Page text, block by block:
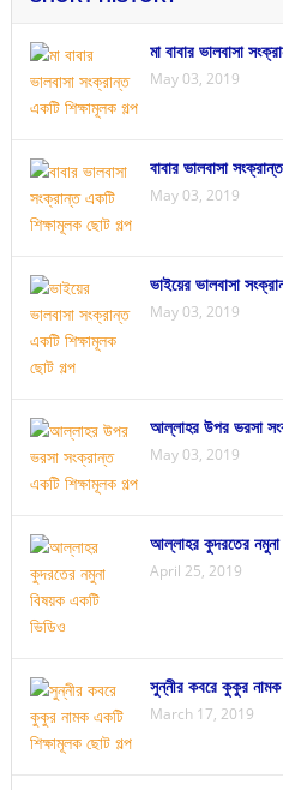
মা বাবার ভালবাসা
May 03, 2019
বাবার ভালবাসা
May 03, 2019
ভাইয়ের ভালবাসা
May 03, 2019
আল্লাহর উপর ভরসা
May 03, 2019
আল্লাহর কুদরতের
April 25, 2019
সুন্নীর কবরে কুকুর
March 17, 2019